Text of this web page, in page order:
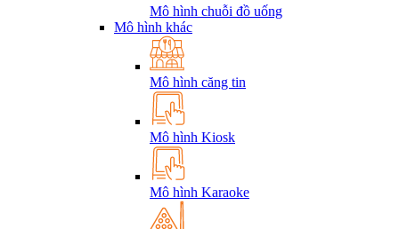
Mô hình chuỗi đồ uống
Mô hình khác
Mô hình căng tin
Mô hình Kiosk
Mô hình Karaoke